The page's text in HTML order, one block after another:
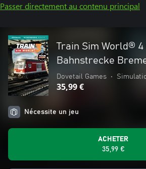
Passer directement au contenu principal
Train Sim World® 4
Bahnstrecke
Dovetail Games •
35,99 €
Nécessite un jeu
ACHETER
35,99 €